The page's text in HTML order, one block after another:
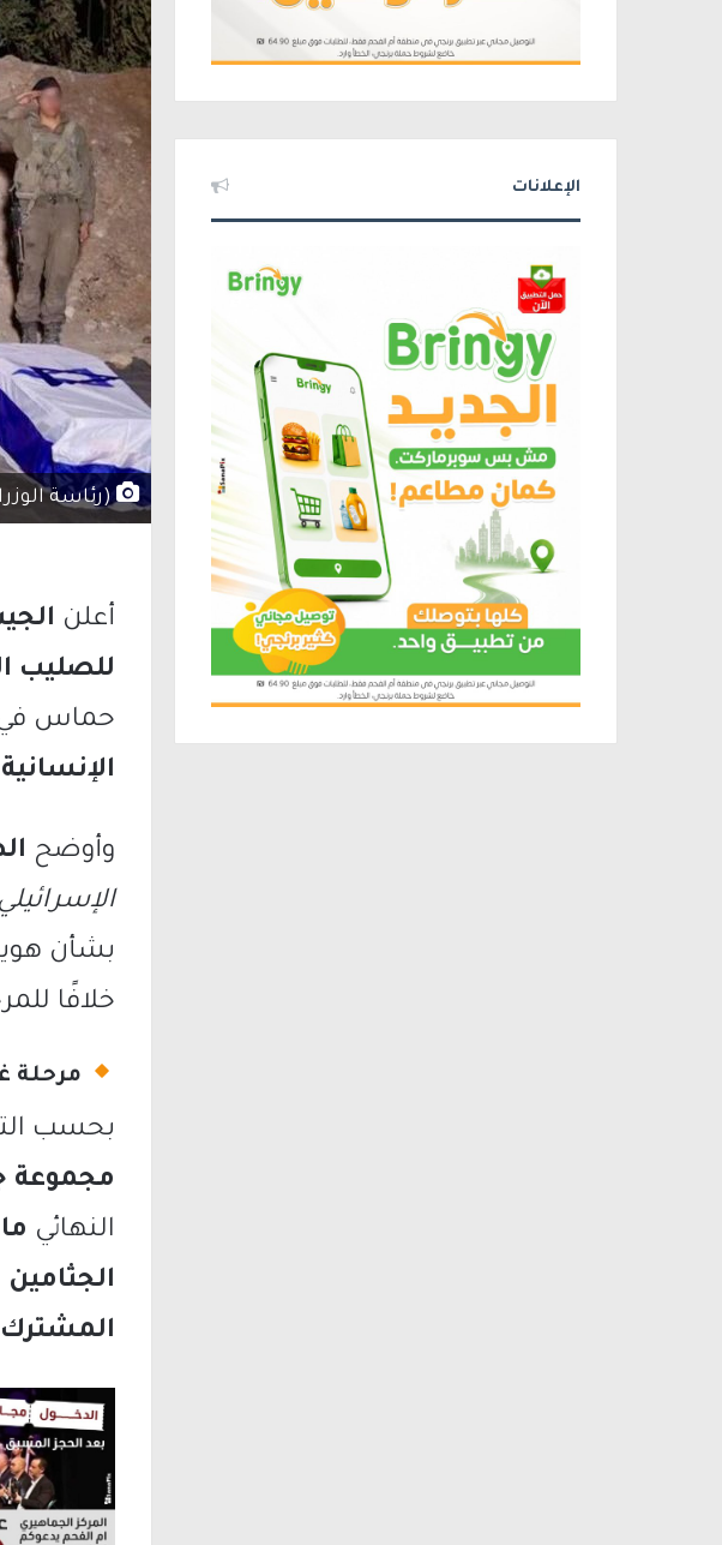
(رئاسة
أعلن
للصليب
حماس في
وأوضح
بشأن
خلافًا
مرحلة
بحسب
مجموعة
النهائي
المشترك
الإعلانات